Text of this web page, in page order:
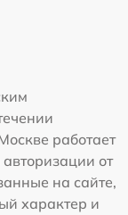
работает
от
на сайте,
характер и